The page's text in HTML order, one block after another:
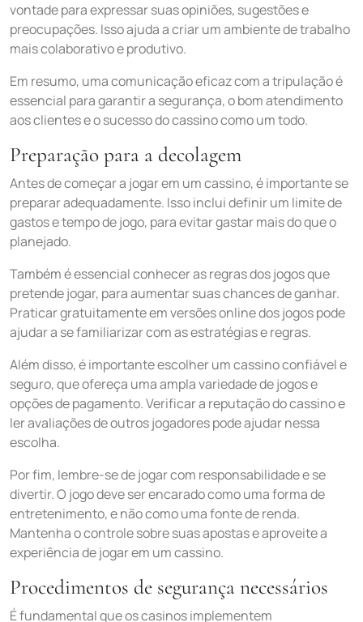
vontade para expressar suas opiniões, sugestões e
preocupações. Isso ajuda a criar um ambiente de trabalho
mais colaborativo e produtivo.
Em resumo, uma comunicação eficaz com a tripulação é
essencial para garantir a segurança, o bom atendimento
aos clientes e o sucesso do cassino como um todo.
Preparação para a decolagem
Antes de começar a jogar em um cassino, é importante se
preparar adequadamente. Isso inclui definir um limite de
gastos e tempo de jogo, para evitar gastar mais do que o
planejado.
Também é essencial conhecer as regras dos jogos que
pretende jogar, para aumentar suas chances de ganhar.
Praticar gratuitamente em versões online dos jogos pode
ajudar a se familiarizar com as estratégias e regras.
Além disso, é importante escolher um cassino confiável e
seguro, que ofereça uma ampla variedade de jogos e
opções de pagamento. Verificar a reputação do cassino e
ler avaliações de outros jogadores pode ajudar nessa
escolha.
Por fim, lembre-se de jogar com responsabilidade e se
divertir. O jogo deve ser encarado como uma forma de
entretenimento, e não como uma fonte de renda.
Mantenha o controle sobre suas apostas e aproveite a
experiência de jogar em um cassino.
Procedimentos de segurança necessários
É fundamental que os casinos implementem